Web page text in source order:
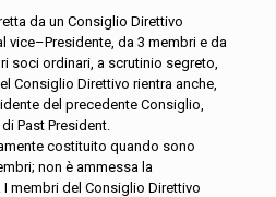
da un Consiglio Direttivo
vice–Presidente, da 3 membri e da
soci ordinari, a scrutinio segreto,
Consiglio Direttivo rientra anche,
del precedente Consiglio,
Past President.
costituito quando sono
non è ammessa la
membri del Consiglio Direttivo